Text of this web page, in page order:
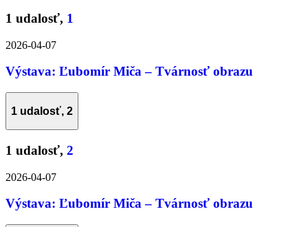
1 udalosť, 1
2026-04-07
Výstava: Ľubomír Miča – Tvárnosť obrazu
1 udalosť, 2
1 udalosť, 2
2026-04-07
Výstava: Ľubomír Miča – Tvárnosť obrazu